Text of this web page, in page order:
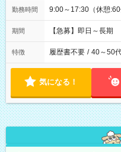
勤務時間 9:00～17:30（休憩
期間 【急募】即日～長期
特徴 履歴書不要 / 40～50
気になる！